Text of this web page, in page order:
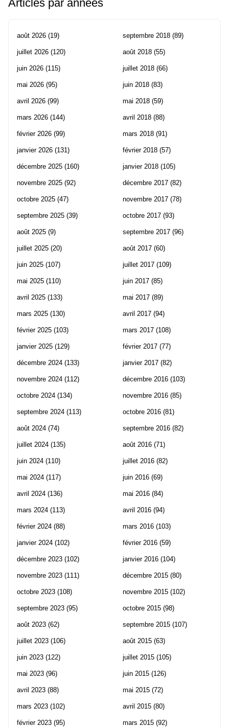
Articles par années
août 2026 (19)
juillet 2026 (120)
juin 2026 (115)
mai 2026 (95)
avril 2026 (99)
mars 2026 (144)
février 2026 (99)
janvier 2026 (131)
décembre 2025 (160)
novembre 2025 (92)
octobre 2025 (47)
septembre 2025 (39)
août 2025 (9)
juillet 2025 (20)
juin 2025 (107)
mai 2025 (110)
avril 2025 (133)
mars 2025 (130)
février 2025 (103)
janvier 2025 (129)
décembre 2024 (133)
novembre 2024 (112)
octobre 2024 (134)
septembre 2024 (113)
août 2024 (74)
juillet 2024 (135)
juin 2024 (110)
mai 2024 (117)
avril 2024 (136)
mars 2024 (113)
février 2024 (88)
janvier 2024 (102)
décembre 2023 (102)
novembre 2023 (111)
octobre 2023 (108)
septembre 2023 (95)
août 2023 (62)
juillet 2023 (106)
juin 2023 (122)
mai 2023 (96)
avril 2023 (88)
mars 2023 (102)
février 2023 (95)
septembre 2018 (89)
août 2018 (55)
juillet 2018 (66)
juin 2018 (83)
mai 2018 (59)
avril 2018 (88)
mars 2018 (91)
février 2018 (57)
janvier 2018 (105)
décembre 2017 (82)
novembre 2017 (78)
octobre 2017 (93)
septembre 2017 (96)
août 2017 (60)
juillet 2017 (109)
juin 2017 (85)
mai 2017 (89)
avril 2017 (94)
mars 2017 (108)
février 2017 (77)
janvier 2017 (82)
décembre 2016 (103)
novembre 2016 (85)
octobre 2016 (81)
septembre 2016 (82)
août 2016 (71)
juillet 2016 (82)
juin 2016 (69)
mai 2016 (84)
avril 2016 (94)
mars 2016 (103)
février 2016 (59)
janvier 2016 (104)
décembre 2015 (80)
novembre 2015 (102)
octobre 2015 (98)
septembre 2015 (107)
août 2015 (63)
juillet 2015 (105)
juin 2015 (126)
mai 2015 (72)
avril 2015 (80)
mars 2015 (92)